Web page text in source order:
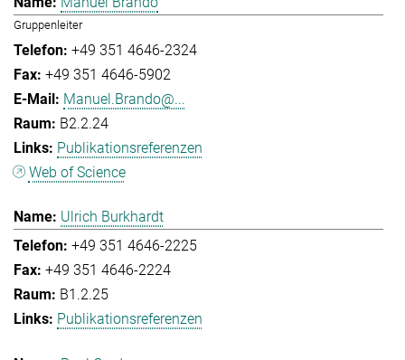
Gruppenleiter
+49 351 4646-2324
+49 351 4646-5902
Manuel.Brando@...
B2.2.24
Publikationsreferenzen
Web of Science
Ulrich Burkhardt
+49 351 4646-2225
+49 351 4646-2224
B1.2.25
Publikationsreferenzen